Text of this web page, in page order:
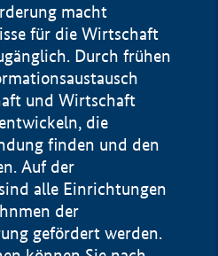
macht
für die Wirtschaft
Durch frühen
und Wirtschaft
die
finden und den
Auf der
alle Einrichtungen
der
gefördert werden.